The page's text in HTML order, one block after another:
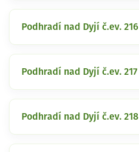
Podhradí nad Dyjí č.ev. 216
Podhradí nad Dyjí č.ev. 217
Podhradí nad Dyjí č.ev. 218